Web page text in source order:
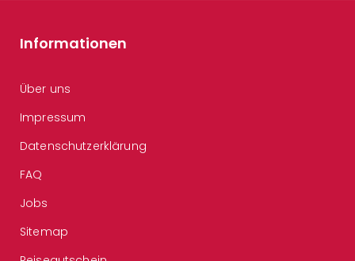
Informationen
Über uns
Impressum
Datenschutzerklärung
FAQ
Jobs
Sitemap